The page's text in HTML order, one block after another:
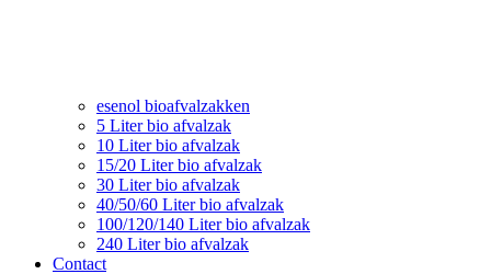
esenol bioafvalzakken
5 Liter bio afvalzak
10 Liter bio afvalzak
15/20 Liter bio afvalzak
30 Liter bio afvalzak
40/50/60 Liter bio afvalzak
100/120/140 Liter bio afvalzak
240 Liter bio afvalzak
Contact